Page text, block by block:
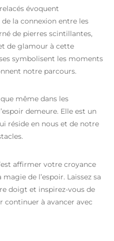
évoquent
la connexion entre les
de pierres scintillantes,
de glamour à cette
symbolisent les moments
notre parcours.
même dans les
demeure. Elle est un
réside en nous et de notre
affirmer votre croyance
de l’espoir. Laissez sa
doigt et inspirez-vous de
continuer à avancer avec